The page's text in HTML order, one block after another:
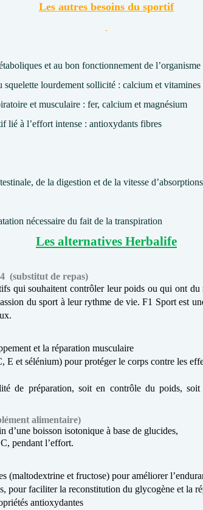
Les autres besoins du sportif
et au bon fonctionnement de l’organisme
squelette lourdement sollicité : calcium et
et musculaire : fer, calcium et magnésium
lié à l’effort intense : antioxydants fibres
de la digestion et de la vitesse
nécessaire du fait de la transpiration
Les alternatives Herbalife
(substitut de repas)
qui souhaitent contrôler leur poids ou qui ont
du sport à leur rythme de vie. F1 Sport est
et la réparation musculaire
E et sélénium) pour protéger le corps contre les
de préparation, soit en contrôle du poids,
alimentaire)
d’une boisson isotonique à base de glucides,
pendant l’effort.
(maltodextrine et fructose) pour améliorer
pour faciliter la reconstitution du glycogène et la
antioxydantes